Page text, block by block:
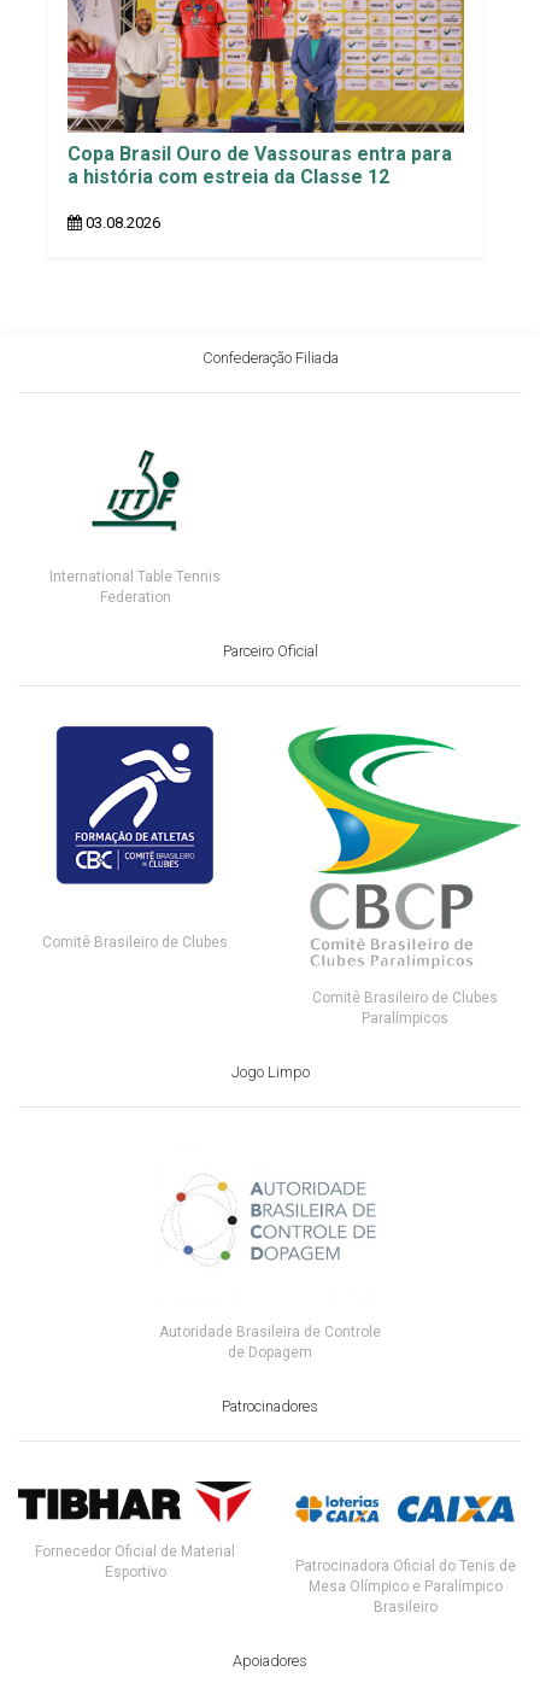
Copa Brasil Ouro de Vassouras entra para
a história com estreia da Classe 12
03.08.2026
Confederação Filiada
International Table Tennis
Federation
Parceiro Oficial
Comitê Brasileiro de Clubes
Comitê Brasileiro de Clubes
Paralímpicos
Jogo Limpo
Autoridade Brasileira de Controle
de Dopagem
Patrocinadores
Fornecedor Oficial de Material
Esportivo
Patrocinadora Oficial do Tenis de
Mesa Olímpico e Paralímpico
Brasileiro
Apoiadores